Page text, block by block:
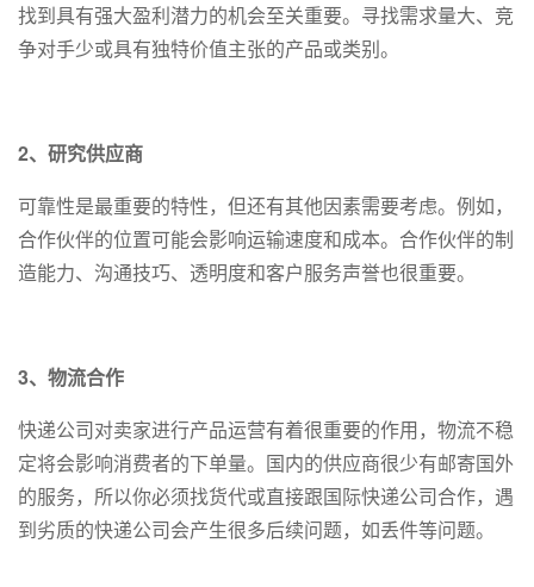
找到具有强大盈利潜力的机会至关重要。寻找需求量大、竞
争对手少或具有独特价值主张的产品或类别。
2、研究供应商
可靠性是最重要的特性，但还有其他因素需要考虑。例如，
合作伙伴的位置可能会影响运输速度和成本。合作伙伴的制
造能力、沟通技巧、透明度和客户服务声誉也很重要。
3、物流合作
快递公司对卖家进行产品运营有着很重要的作用，物流不稳
定将会影响消费者的下单量。国内的供应商很少有邮寄国外
的服务，所以你必须找货代或直接跟国际快递公司合作，遇
到劣质的快递公司会产生很多后续问题，如丢件等问题。